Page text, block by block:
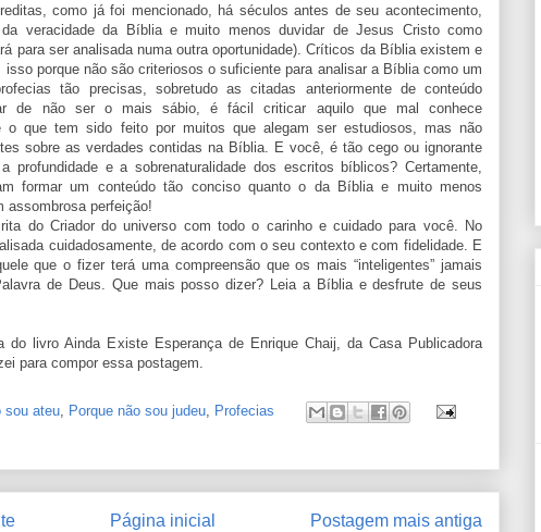
como já foi mencionado, há séculos antes de seu acontecimento,
veracidade da Bíblia e muito menos duvidar de Jesus Cristo como
para ser analisada numa outra oportunidade). Críticos da Bíblia existem e
porque não são criteriosos o suficiente para analisar a Bíblia como um
tão precisas, sobretudo as citadas anteriormente de conteúdo
de não ser o mais sábio, é fácil criticar aquilo que mal conhece
o que tem sido feito por muitos que alegam ser estudiosos, mas não
sobre as verdades contidas na Bíblia. E você, é tão cego ou ignorante
profundidade e a sobrenaturalidade dos escritos bíblicos? Certamente,
formar um conteúdo tão conciso quanto o da Bíblia e muito menos
assombrosa perfeição!
do Criador do universo com todo o carinho e cuidado para você. No
cuidadosamente, de acordo com o seu contexto e com fidelidade. E
que o fizer terá uma compreensão que os mais “inteligentes” jamais
de Deus. Que mais posso dizer? Leia a Bíblia e desfrute de seus
do livro Ainda Existe Esperança de Enrique Chaij, da Casa Publicadora
para compor essa postagem.
sou ateu, Porque não sou judeu, Profecias
Postagem mais antiga
Página inicial